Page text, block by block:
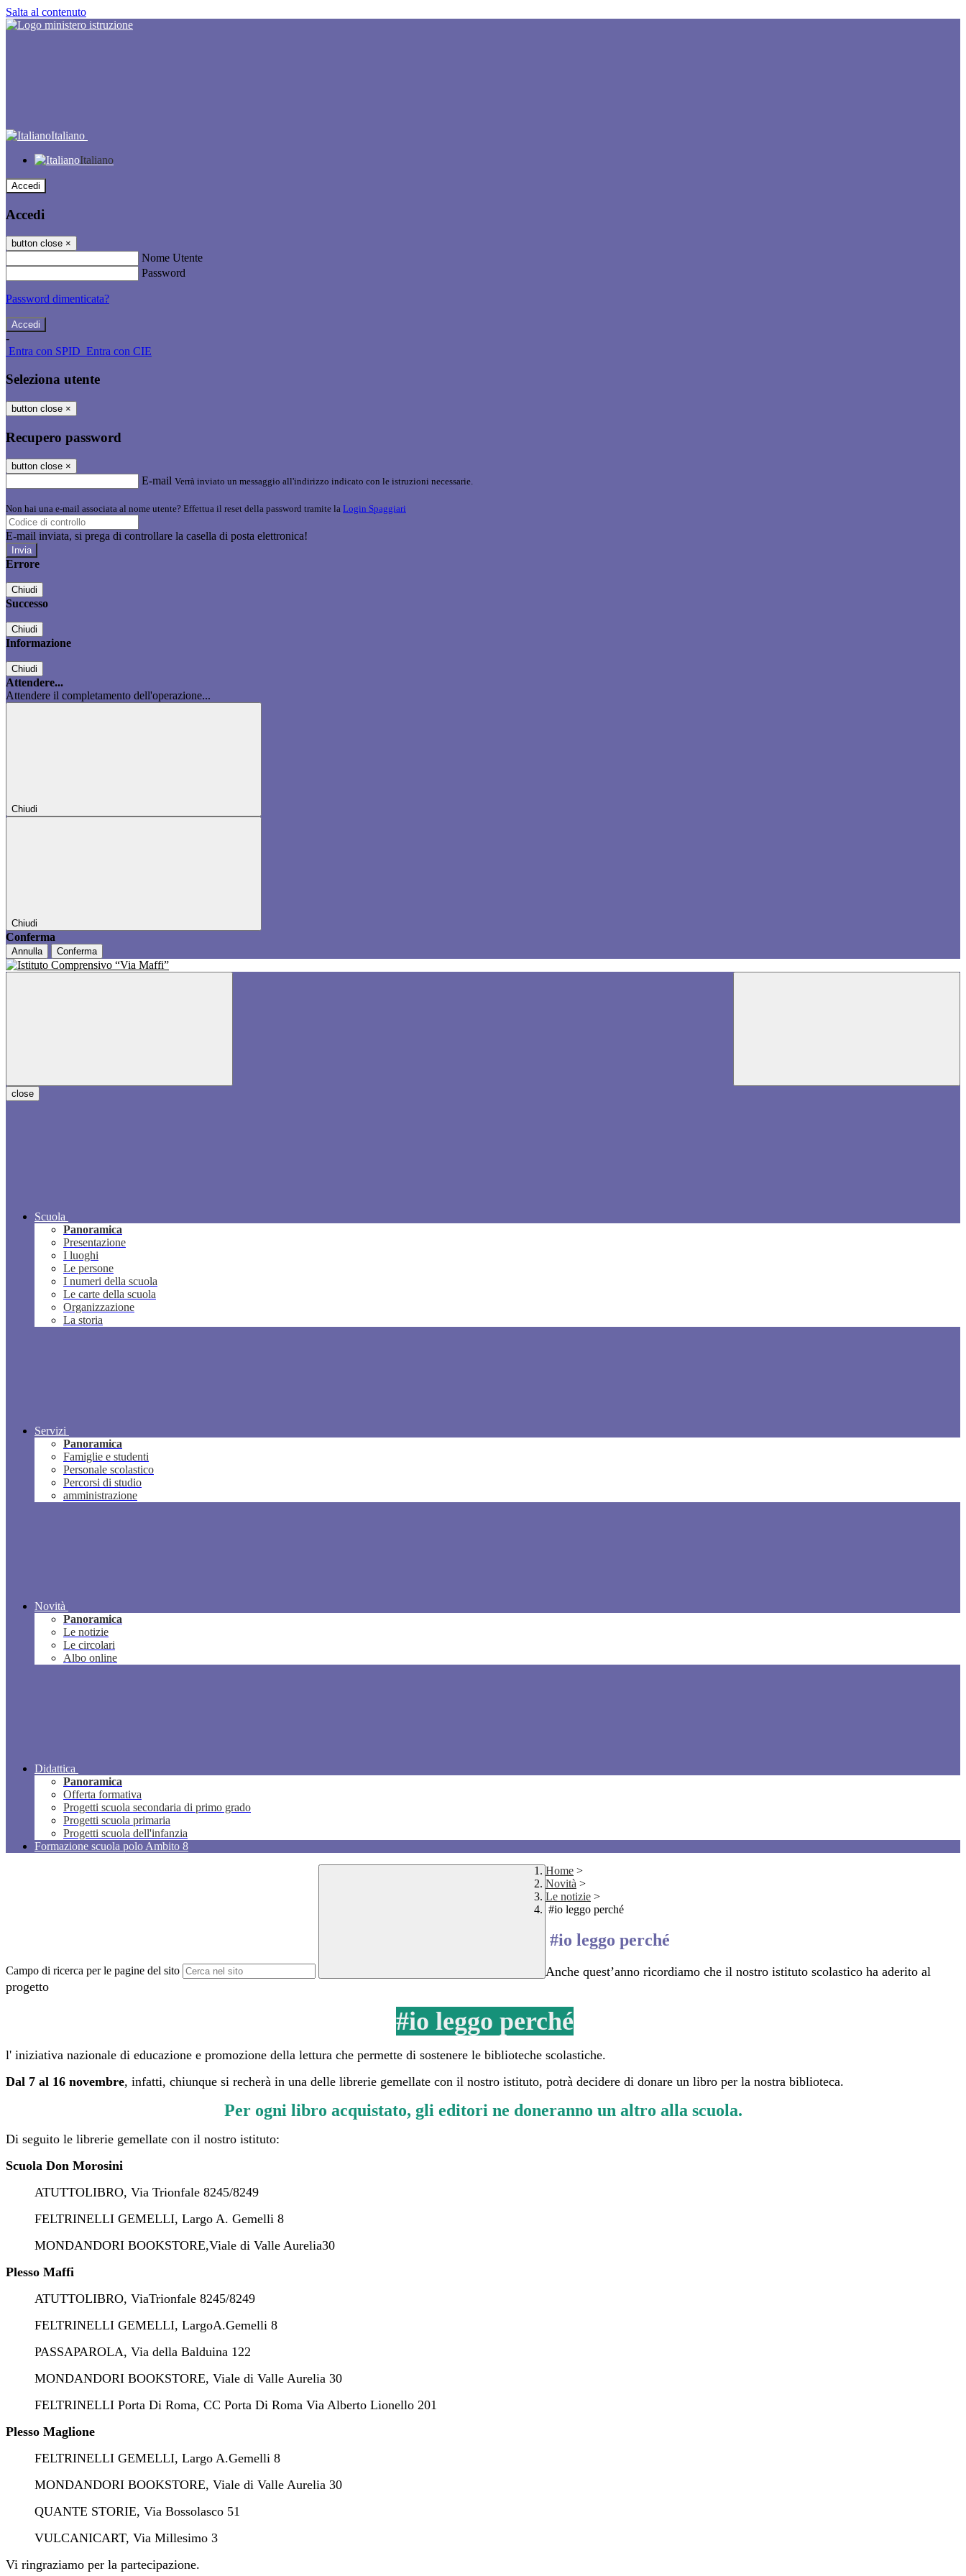
Salta al contenuto
Italiano
Italiano
Accedi
Accedi
button close ×
Nome Utente
Password
Password dimenticata?
-
Entra con SPID Entra con CIE
Seleziona utente
button close ×
Recupero password
button close ×
E-mail Verrà inviato un messaggio all'indirizzo indicato con le istruzioni necessarie.
Non hai una e-mail associata al nome utente? Effettua il reset della password tramite la Login Spaggiari
E-mail inviata, si prega di controllare la casella di posta elettronica!
Errore
Chiudi
Successo
Chiudi
Informazione
Chiudi
Attendere...
Attendere il completamento dell'operazione...
Chiudi
Chiudi
Conferma
Annulla Conferma
close
Scuola
Panoramica
Presentazione
I luoghi
Le persone
I numeri della scuola
Le carte della scuola
Organizzazione
La storia
Servizi
Panoramica
Famiglie e studenti
Personale scolastico
Percorsi di studio
amministrazione
Novità
Panoramica
Le notizie
Le circolari
Albo online
Didattica
Panoramica
Offerta formativa
Progetti scuola secondaria di primo grado
Progetti scuola primaria
Progetti scuola dell'infanzia
Formazione scuola polo Ambito 8
Campo di ricerca per le pagine del sito
Home >
Novità >
Le notizie >
#io leggo perché
#io leggo perché
Anche quest’anno ricordiamo che il nostro istituto scolastico ha aderito al
progetto
#io leggo perché
l' iniziativa nazionale di educazione e promozione della lettura che permette di sostenere le biblioteche scolastiche.
Dal 7 al 16 novembre, infatti, chiunque si recherà in una delle librerie gemellate con il nostro istituto, potrà decidere di donare un libro per la nostra biblioteca.
Per ogni libro acquistato, gli editori ne doneranno un altro alla scuola.
Di seguito le librerie gemellate con il nostro istituto:
Scuola Don Morosini
ATUTTOLIBRO, Via Trionfale 8245/8249
FELTRINELLI GEMELLI, Largo A. Gemelli 8
MONDANDORI BOOKSTORE,Viale di Valle Aurelia30
Plesso Maffi
ATUTTOLIBRO, ViaTrionfale 8245/8249
FELTRINELLI GEMELLI, LargoA.Gemelli 8
PASSAPAROLA, Via della Balduina 122
MONDANDORI BOOKSTORE, Viale di Valle Aurelia 30
FELTRINELLI Porta Di Roma, CC Porta Di Roma Via Alberto Lionello 201
Plesso Maglione
FELTRINELLI GEMELLI, Largo A.Gemelli 8
MONDANDORI BOOKSTORE, Viale di Valle Aurelia 30
QUANTE STORIE, Via Bossolasco 51
VULCANICART, Via Millesimo 3
Vi ringraziamo per la partecipazione.